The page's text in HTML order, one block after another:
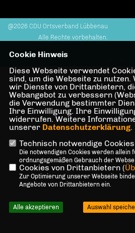
@2026 CDU Ortsverband Lübbenau
Alle Rechte vorbehalten.
Cookie Hinweis
Diese Webseite verwendet
sind, um die Webseite zu
wir Dienste von Drittanbietern,
Webangebot zu verbessern
die Verwendung bestimmter
Ihre Einwilligung. Ihre
widerrufen. Weitere
unserer Datenschutzerklärung.
Technisch notwendige
Die notwendigen Cookies werden allein
ordnungsgemäßen Gebrauch der
Cookies von Drittanbietern (
Zur Optimierung unserer Webseite
Angebote von Drittanbietern ein.
Alle akzeptieren Auswahl